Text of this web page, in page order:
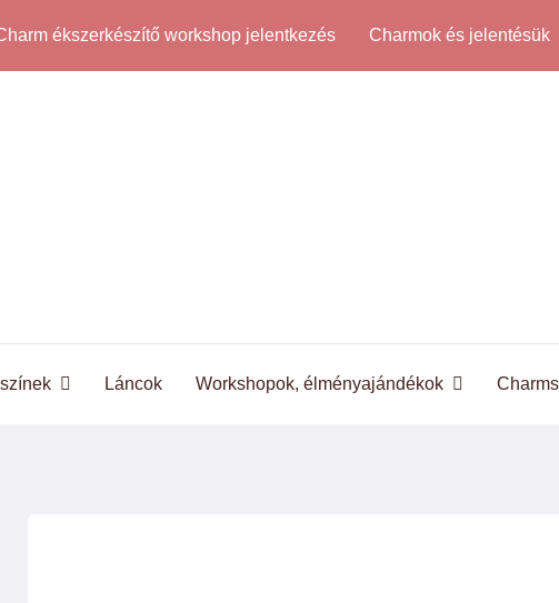
ékszerkészítő workshop jelentkezés Charmok és jelentésük
Láncok Workshopok, élményajándékok